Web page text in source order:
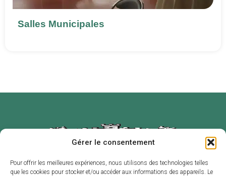
Gérer le consentement
Pour offrir les meilleures expériences, nous utilisons des technologies telles
que les cookies pour stocker et/ou accéder aux informations des appareils. Le
Salles Municipales